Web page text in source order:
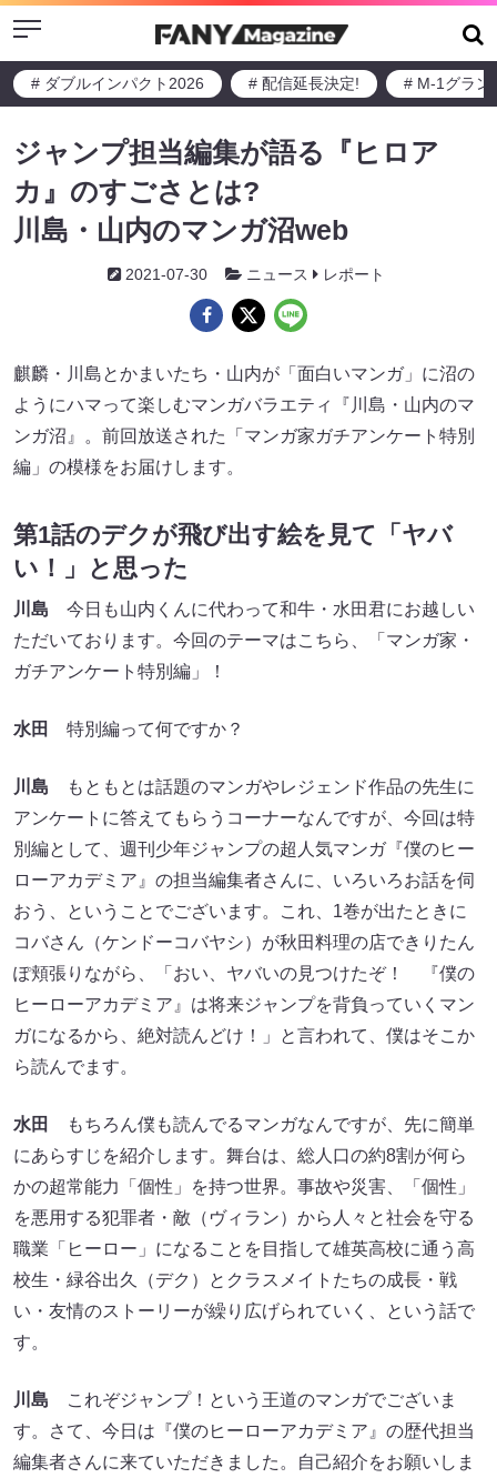
Menu
# ダブルインパクト2026 # 配信延長決定! # M-1グラン
ジャンプ担当編集が語る『ヒロア
カ』のすごさとは?
川島・山内のマンガ沼web
2021-07-30 ニュース レポート
麒麟・川島とかまいたち・山内が「面白いマンガ」に沼の
ようにハマって楽しむマンガバラエティ『川島・山内のマ
ンガ沼』。前回放送された「マンガ家ガチアンケート特別
編」の模様をお届けします。
第1話のデクが飛び出す絵を見て「ヤバ
い！」と思った
川島 今日も山内くんに代わって和牛・水田君にお越しい
ただいております。今回のテーマはこちら、「マンガ家・
ガチアンケート特別編」！
水田 特別編って何ですか？
川島 もともとは話題のマンガやレジェンド作品の先生に
アンケートに答えてもらうコーナーなんですが、今回は特
別編として、週刊少年ジャンプの超人気マンガ『僕のヒー
ローアカデミア』の担当編集者さんに、いろいろお話を伺
おう、ということでございます。これ、1巻が出たときに
コバさん（ケンドーコバヤシ）が秋田料理の店できりたん
ぽ頬張りながら、「おい、ヤバいの見つけたぞ！ 『僕の
ヒーローアカデミア』は将来ジャンプを背負っていくマン
ガになるから、絶対読んどけ！」と言われて、僕はそこか
ら読んでます。
水田
もちろん僕も読んでるマンガなんですが、先に簡単
にあらすじを紹介します。舞台は、総人口の約8割が何ら
かの超常能力「個性」を持つ世界。事故や災害、「個性」
を悪用する犯罪者・敵（ヴィラン）から人々と社会を守る
職業「ヒーロー」になることを目指して雄英高校に通う高
校生・緑谷出久（デク）とクラスメイトたちの成長・戦
い・友情のストーリーが繰り広げられていく、という話で
す。
川島 これぞジャンプ！という王道のマンガでございま
す。さて、今日は『僕のヒーローアカデミア』の歴代担当
編集者さんに来ていただきました。自己紹介をお願いしま